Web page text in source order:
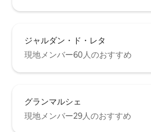
ジャルダン・ド・レタ
現地メンバー60人のおすすめ
グランマルシェ
現地メンバー29人のおすすめ